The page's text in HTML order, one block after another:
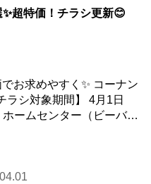
✨超特価！チラシ更新😊
お求めやすく✨ コーナン